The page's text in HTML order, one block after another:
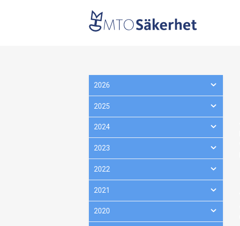
2026
2025
2024
2023
2022
2021
2020